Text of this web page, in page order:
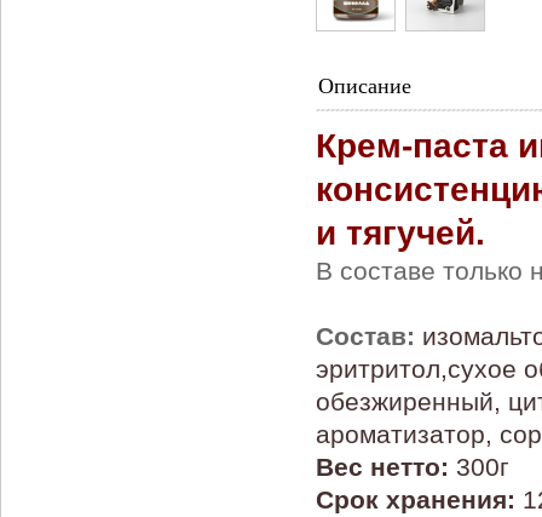
Описание
Крем-паста
и тягучей.
В составе только
Состав:
эритритол,сухое
обезжиренный,
ароматизатор,
Вес нетто: 300г
Срок хранения: